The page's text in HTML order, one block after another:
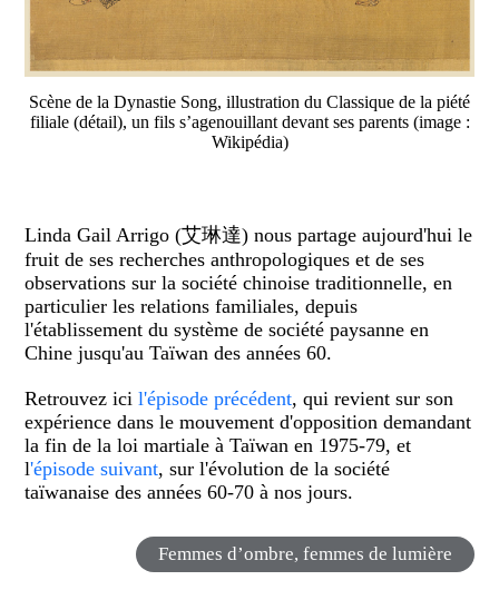
Scène de la Dynastie Song, illustration du Classique de la piété
filiale (détail), un fils s’agenouillant devant ses parents (image :
Wikipédia)
Linda Gail Arrigo (艾琳達) nous partage aujourd'hui le
fruit de ses recherches anthropologiques et de ses
observations sur la société chinoise traditionnelle, en
particulier les relations familiales, depuis
l'établissement du système de société paysanne en
Chine jusqu'au Taïwan des années 60.
Retrouvez icil'épisode précédent, qui revient sur son
expérience dans le mouvement d'opposition demandant
la fin de la loi martiale à Taïwan en 1975-79, et
l'épisode suivant, sur l'évolution de la société
taïwanaise des années 60-70 à nos jours.
Femmes d’ombre, femmes de lumière